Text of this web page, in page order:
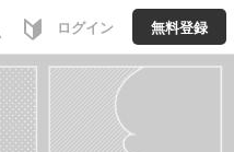
ログイン 無料登録